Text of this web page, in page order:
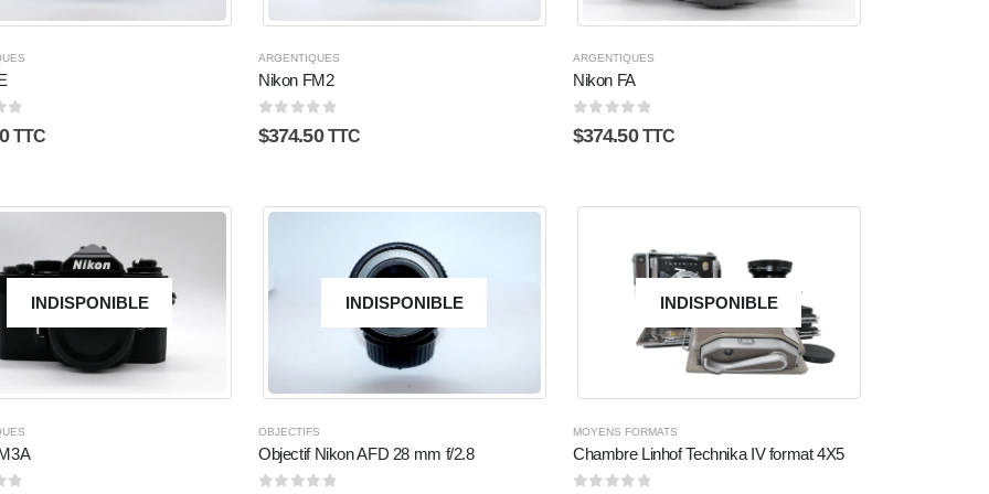
TTC
ARGENTIQUES
Nikon FM2
0 sur 5
$374.50 TTC
ARGENTIQUES
Nikon FA
0 sur 5
$374.50 TTC
INDISPONIBLE INDISPONIBLE
OBJECTIFS
Objectif Nikon AFD 28 mm f/2.8
INDISPONIBLE
MOYENS FORMATS
Chambre Linhof Technika IV format 4X5